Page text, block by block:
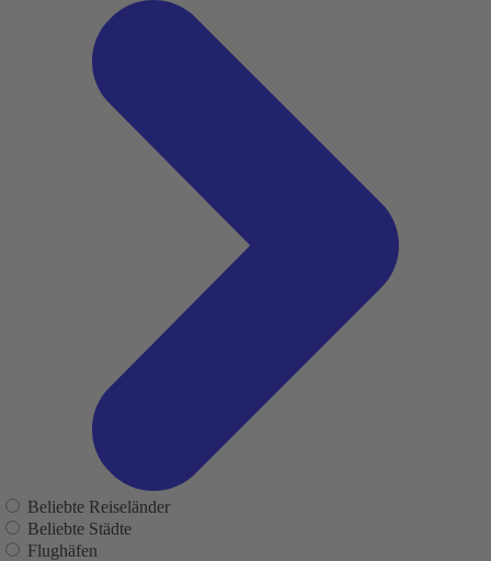
Beliebte Reiseländer
Beliebte Städte
Flughäfen